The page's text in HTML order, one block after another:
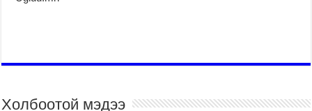
Холбоотой мэдээ